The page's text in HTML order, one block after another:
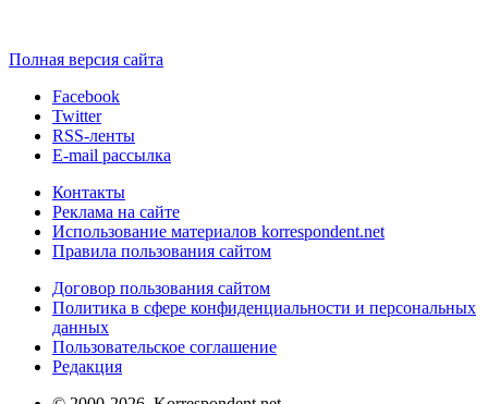
Полная версия сайта
Facebook
Twitter
RSS-ленты
E-mail рассылка
Контакты
Реклама на сайте
Использование материалов korrespondent.net
Правила пользования сайтом
Договор пользования сайтом
Политика в сфере конфиденциальности и персональных
данных
Пользовательское соглашение
Редакция